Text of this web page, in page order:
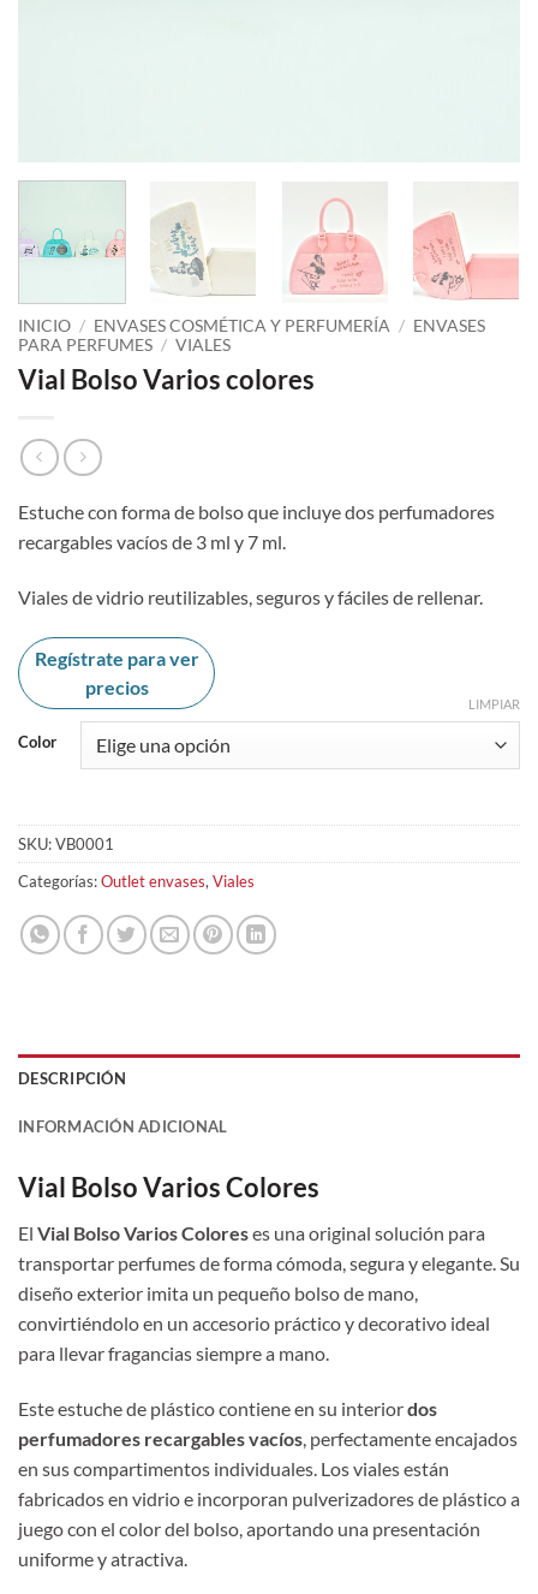
INICIO / ENVASES COSMÉTICA Y PERFUMERÍA / ENVASES
PARA PERFUMES / VIALES
Vial Bolso Varios colores
Estuche con forma de bolso que incluye dos perfumadores
recargables vacíos de 3 ml y 7 ml.
Viales de vidrio reutilizables, seguros y fáciles de rellenar.
Regístrate para ver
precios
Color
LIMPIAR
SKU:VB0001
Categorías:Outlet envases,Viales
DESCRIPCIÓN
INFORMACIÓN ADICIONAL
Vial Bolso Varios Colores
El Vial Bolso Varios Coloreses una original solución para
transportar perfumes de forma cómoda, segura y elegante. Su
diseño exterior imita un pequeño bolso de mano,
convirtiéndolo en un accesorio práctico y decorativo ideal
para llevar fragancias siempre a mano.
Este estuche de plástico contiene en su interiordos
perfumadores recargables vacíos, perfectamente encajados
en sus compartimentos individuales. Los viales están
fabricados en vidrio e incorporan pulverizadores de plástico a
juego con el color del bolso, aportando una presentación
uniforme y atractiva.